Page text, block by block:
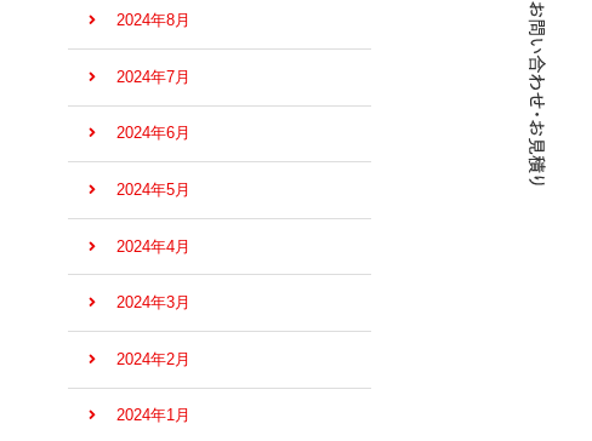
2024年8月
2024年7月
2024年6月
2024年5月
2024年4月
2024年3月
2024年2月
2024年1月